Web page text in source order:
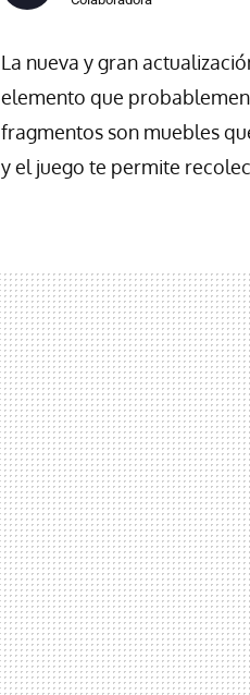
La nueva y gran
elemento que
fragmentos son muebles
y el juego te permite